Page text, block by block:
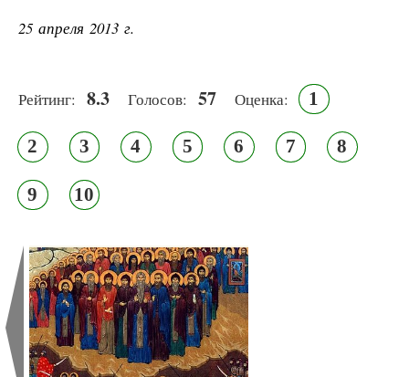
25 апреля 2013 г.
Рейтинг: 8.3 Голосов: 57 Оценка: 1
2 3 4 5 6 7 8
9 10